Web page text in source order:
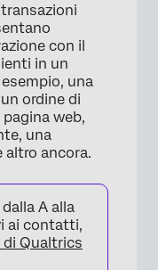
transazioni
con il
in un
una
ordine di
web,
una
altro ancora.
A alla
ai contatti,
Qualtrics